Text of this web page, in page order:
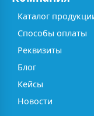
Каталог
Способы оплаты
Реквизиты
Блог
Кейсы
Новости